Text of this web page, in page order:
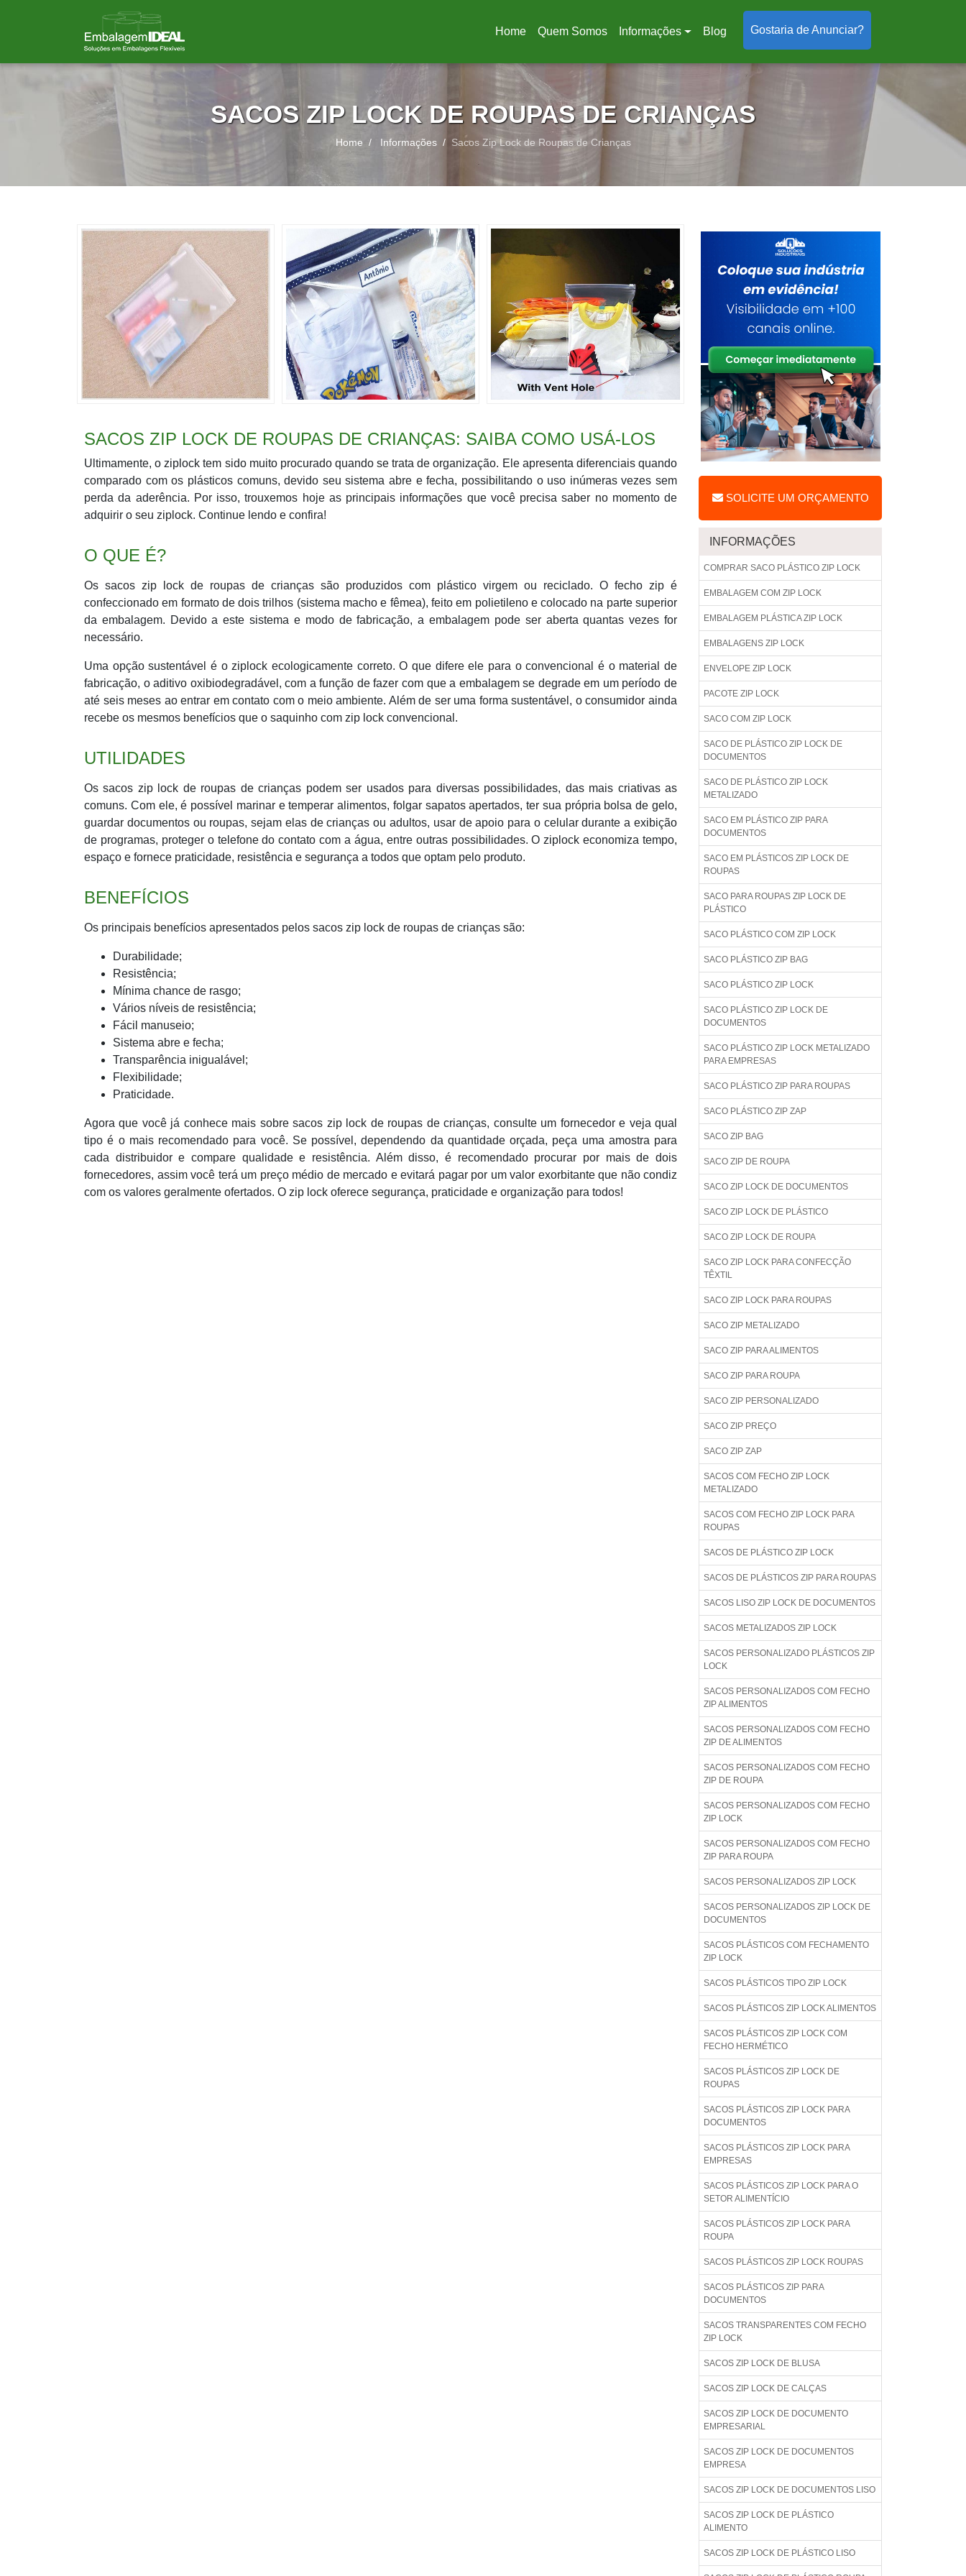
Home
(current)
Quem Somos Informações Blog Gostaria de Anunciar?
SACOS ZIP LOCK DE ROUPAS DE CRIANÇAS
Home Informações Sacos Zip Lock de Roupas de Crianças
SACOS ZIP LOCK DE ROUPAS DE CRIANÇAS: SAIBA COMO USÁ-LOS
Ultimamente, o ziplock tem sido muito procurado quando se trata de organização. Ele apresenta diferenciais quando
comparado com os plásticos comuns, devido seu sistema abre e fecha, possibilitando o uso inúmeras vezes sem
perda da aderência. Por isso, trouxemos hoje as principais informações que você precisa saber no momento de
adquirir o seu ziplock. Continue lendo e confira!
O QUE É?
Os sacos zip lock de roupas de crianças são produzidos com plástico virgem ou reciclado. O fecho zip é
confeccionado em formato de dois trilhos (sistema macho e fêmea), feito em polietileno e colocado na parte superior
da embalagem. Devido a este sistema e modo de fabricação, a embalagem pode ser aberta quantas vezes for
necessário.
Uma opção sustentável é o ziplock ecologicamente correto. O que difere ele para o convencional é o material de
fabricação, o aditivo oxibiodegradável, com a função de fazer com que a embalagem se degrade em um período de
até seis meses ao entrar em contato com o meio ambiente. Além de ser uma forma sustentável, o consumidor ainda
recebe os mesmos benefícios que o saquinho com zip lock convencional.
UTILIDADES
Os sacos zip lock de roupas de crianças podem ser usados para diversas possibilidades, das mais criativas as
comuns. Com ele, é possível marinar e temperar alimentos, folgar sapatos apertados, ter sua própria bolsa de gelo,
guardar documentos ou roupas, sejam elas de crianças ou adultos, usar de apoio para o celular durante a exibição
de programas, proteger o telefone do contato com a água, entre outras possibilidades. O ziplock economiza tempo,
espaço e fornece praticidade, resistência e segurança a todos que optam pelo produto.
BENEFÍCIOS
Os principais benefícios apresentados pelos sacos zip lock de roupas de crianças são:
Durabilidade;
Resistência;
Mínima chance de rasgo;
Vários níveis de resistência;
Fácil manuseio;
Sistema abre e fecha;
Transparência inigualável;
Flexibilidade;
Praticidade.
Agora que você já conhece mais sobre sacos zip lock de roupas de crianças, consulte um fornecedor e veja qual
tipo é o mais recomendado para você. Se possível, dependendo da quantidade orçada, peça uma amostra para
cada distribuidor e compare qualidade e resistência. Além disso, é recomendado procurar por mais de dois
fornecedores, assim você terá um preço médio de mercado e evitará pagar por um valor exorbitante que não condiz
com os valores geralmente ofertados. O zip lock oferece segurança, praticidade e organização para todos!
SOLICITE UM ORÇAMENTO
INFORMAÇÕES
COMPRAR SACO PLÁSTICO ZIP LOCK
EMBALAGEM COM ZIP LOCK
EMBALAGEM PLÁSTICA ZIP LOCK
EMBALAGENS ZIP LOCK
ENVELOPE ZIP LOCK
PACOTE ZIP LOCK
SACO COM ZIP LOCK
SACO DE PLÁSTICO ZIP LOCK DE
DOCUMENTOS
SACO DE PLÁSTICO ZIP LOCK
METALIZADO
SACO EM PLÁSTICO ZIP PARA
DOCUMENTOS
SACO EM PLÁSTICOS ZIP LOCK DE
ROUPAS
SACO PARA ROUPAS ZIP LOCK DE
PLÁSTICO
SACO PLÁSTICO COM ZIP LOCK
SACO PLÁSTICO ZIP BAG
SACO PLÁSTICO ZIP LOCK
SACO PLÁSTICO ZIP LOCK DE
DOCUMENTOS
SACO PLÁSTICO ZIP LOCK METALIZADO
PARA EMPRESAS
SACO PLÁSTICO ZIP PARA ROUPAS
SACO PLÁSTICO ZIP ZAP
SACO ZIP BAG
SACO ZIP DE ROUPA
SACO ZIP LOCK DE DOCUMENTOS
SACO ZIP LOCK DE PLÁSTICO
SACO ZIP LOCK DE ROUPA
SACO ZIP LOCK PARA CONFECÇÃO
TÊXTIL
SACO ZIP LOCK PARA ROUPAS
SACO ZIP METALIZADO
SACO ZIP PARA ALIMENTOS
SACO ZIP PARA ROUPA
SACO ZIP PERSONALIZADO
SACO ZIP PREÇO
SACO ZIP ZAP
SACOS COM FECHO ZIP LOCK
METALIZADO
SACOS COM FECHO ZIP LOCK PARA
ROUPAS
SACOS DE PLÁSTICO ZIP LOCK
SACOS DE PLÁSTICOS ZIP PARA ROUPAS
SACOS LISO ZIP LOCK DE DOCUMENTOS
SACOS METALIZADOS ZIP LOCK
SACOS PERSONALIZADO PLÁSTICOS ZIP
LOCK
SACOS PERSONALIZADOS COM FECHO
ZIP ALIMENTOS
SACOS PERSONALIZADOS COM FECHO
ZIP DE ALIMENTOS
SACOS PERSONALIZADOS COM FECHO
ZIP DE ROUPA
SACOS PERSONALIZADOS COM FECHO
ZIP LOCK
SACOS PERSONALIZADOS COM FECHO
ZIP PARA ROUPA
SACOS PERSONALIZADOS ZIP LOCK
SACOS PERSONALIZADOS ZIP LOCK DE
DOCUMENTOS
SACOS PLÁSTICOS COM FECHAMENTO
ZIP LOCK
SACOS PLÁSTICOS TIPO ZIP LOCK
SACOS PLÁSTICOS ZIP LOCK ALIMENTOS
SACOS PLÁSTICOS ZIP LOCK COM
FECHO HERMÉTICO
SACOS PLÁSTICOS ZIP LOCK DE
ROUPAS
SACOS PLÁSTICOS ZIP LOCK PARA
DOCUMENTOS
SACOS PLÁSTICOS ZIP LOCK PARA
EMPRESAS
SACOS PLÁSTICOS ZIP LOCK PARA O
SETOR ALIMENTÍCIO
SACOS PLÁSTICOS ZIP LOCK PARA
ROUPA
SACOS PLÁSTICOS ZIP LOCK ROUPAS
SACOS PLÁSTICOS ZIP PARA
DOCUMENTOS
SACOS TRANSPARENTES COM FECHO
ZIP LOCK
SACOS ZIP LOCK DE BLUSA
SACOS ZIP LOCK DE CALÇAS
SACOS ZIP LOCK DE DOCUMENTO
EMPRESARIAL
SACOS ZIP LOCK DE DOCUMENTOS
EMPRESA
SACOS ZIP LOCK DE DOCUMENTOS LISO
SACOS ZIP LOCK DE PLÁSTICO
ALIMENTO
SACOS ZIP LOCK DE PLÁSTICO LISO